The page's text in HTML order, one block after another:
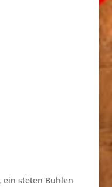
ein steten Buhlen